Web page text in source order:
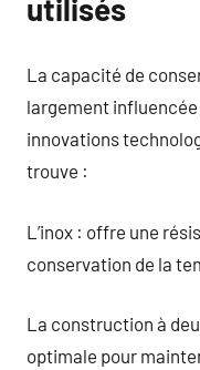
utilisés
La capacité de
largement
innovations
trouve :
L’inox : offre une
conservation de la
La construction à
optimale pour